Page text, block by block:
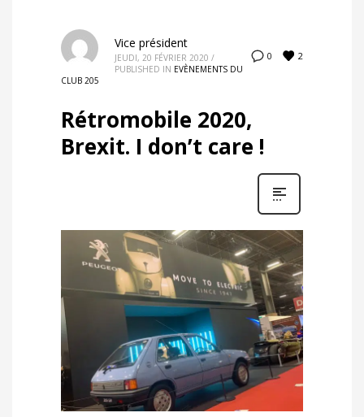
0 2
Vice président
JEUDI, 20 FÉVRIER 2020 /
PUBLISHED IN EVÈNEMENTS DU
CLUB 205
Rétromobile 2020,
Brexit. I don’t care !